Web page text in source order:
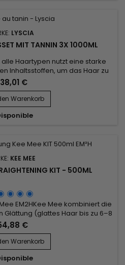
LYSCIA
MIT TANNIN 3X 1000ML
Haartypen nutzt eine starke
Inhaltsstoffen, um das Haar zu
zu glätten und es gleichzeitig
Tannin Glättungsset ist eine
die für ihre Fähigkeit bekannt
stärken und die Elastizität...
€
Warenkorb
KEE MEE
KIT - 500ML
EM2HKee Mee kombiniert die
Glättung (glattes Haar bis zu 6–8
Glättung (vollständige
für alle Haartypen verwendet
gebleichtes, gesträhntes und
koreanische Glättung von Kee
Mee...
€
Warenkorb